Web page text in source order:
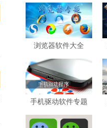
浏览器软件大全
手机驱动软件专题